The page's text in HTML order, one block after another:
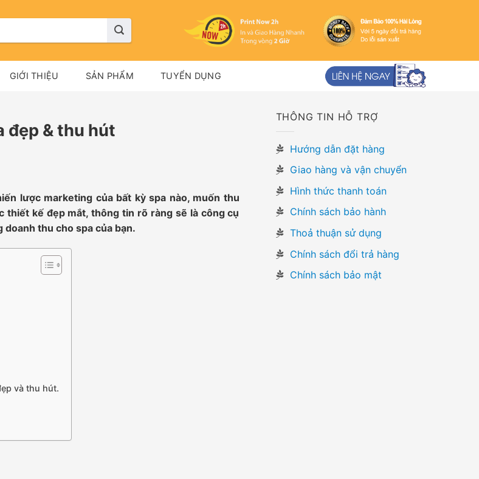
GIỚI THIỆU SẢN PHẨM TUYỂN DỤNG
đẹp & thu hút
lược marketing của bất kỳ spa nào, muốn thu
thiết kế đẹp mắt, thông tin rõ ràng sẽ là công cụ
doanh thu cho spa của bạn.
và thu hút.
THÔNG TIN HỖ TRỢ
Hướng dẫn đặt hàng
Giao hàng và vận chuyển
Hình thức thanh toán
Chính sách bảo hành
Thoả thuận sử dụng
Chính sách đổi trả hàng
Chính sách bảo mật